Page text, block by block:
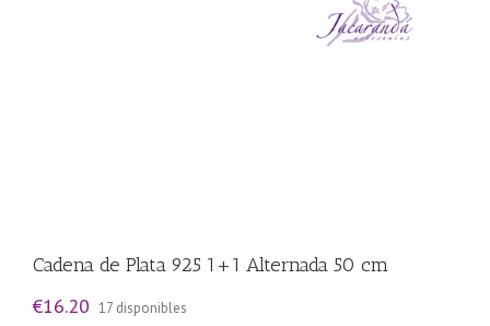
Cadena de Plata 925 1+1 Alternada 50 cm
€16.20 17 disponibles